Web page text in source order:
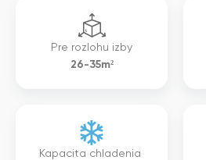
Pre rozlohu izby
26-35m²
Kapacita chladenia